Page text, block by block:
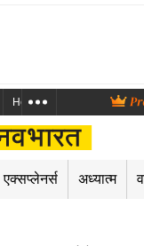
Health and Me Marathi
एक्सप्लेनर्स अध्यात्म